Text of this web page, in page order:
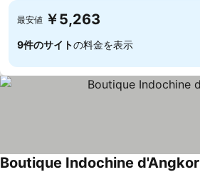
最安値 ￥5,263
9件のサイトの料金を表示
Boutique Indochine d'Angkor